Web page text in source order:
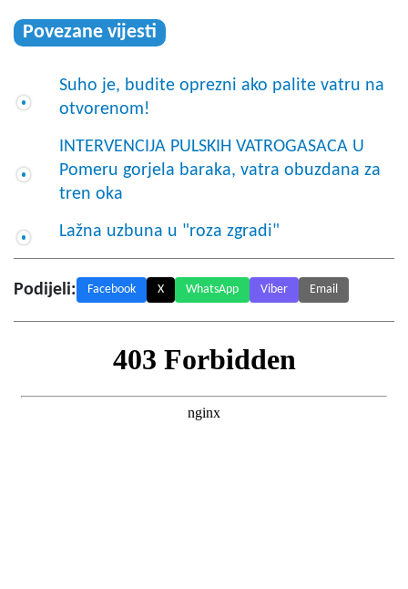
Povezane vijesti
Suho je, budite oprezni ako palite vatru na
otvorenom!
INTERVENCIJA PULSKIH VATROGASACA U
Pomeru gorjela baraka, vatra obuzdana za
tren oka
Lažna uzbuna u "roza zgradi"
Podijeli: Facebook X WhatsApp Viber Email